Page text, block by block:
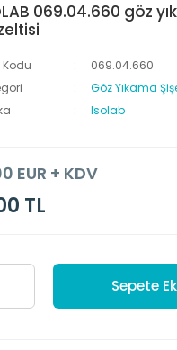
069.04.660 göz
Kodu
069.04.660
Göz Yıkama
Isolab
EUR + KDV
TL
Sepete